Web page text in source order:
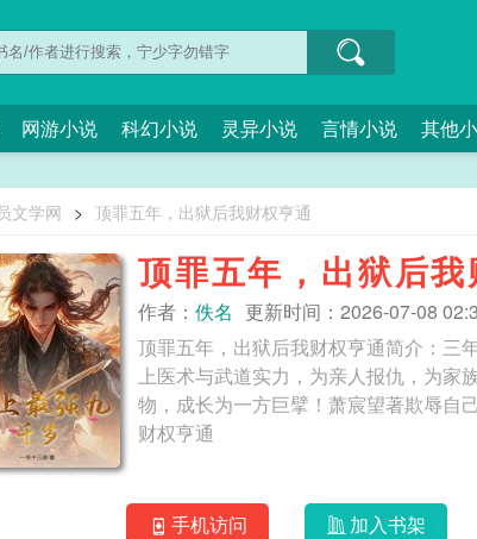
网游小说 科幻小说 灵异小说 言情小说 其他
文学网 > 顶罪五年，出狱后我财权亨通
顶罪五年，出狱后
作者： 佚名 更新时间：2026-07-08
顶罪五年，出狱后我财权亨通简介：三
上医术与武道实力，为亲人报仇，为家
物，成长为一方巨擘！萧宸望著欺辱自己亲人的
财权亨通
手机访问 加入书架